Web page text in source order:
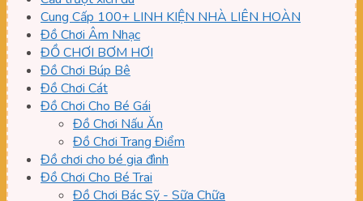
Cung Cấp 100+ LINH KIỆN NHÀ LIÊN HOÀN
Đồ Chơi Âm Nhạc
ĐỒ CHƠI BƠM HƠI
Đồ Chơi Búp Bê
Đồ Chơi Cát
Đồ Chơi Cho Bé Gái
Đồ Chơi Nấu Ăn
Đồ Chơi Trang Điểm
Đồ chơi cho bé gia đình
Đồ Chơi Cho Bé Trai
Đồ Chơi Bác Sỹ - Sữa Chữa